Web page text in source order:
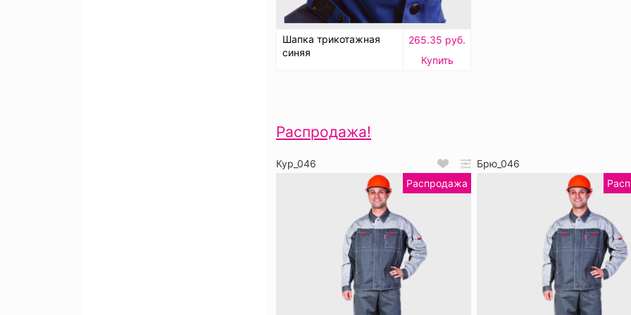
Шапка трикотажная
синяя
265.35 руб.
Купить
Распродажа!
Кур_046
Распродажа
Брю_046